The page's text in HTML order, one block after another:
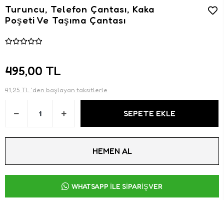
Turuncu, Telefon Çantası, Kaka
Poşeti Ve Taşıma Çantası
495,00 TL
41,25 TL 'den başlayan taksitlerle
SEPETE EKLE
HEMEN AL
WHATSAPP İLE SİPARİŞ VER